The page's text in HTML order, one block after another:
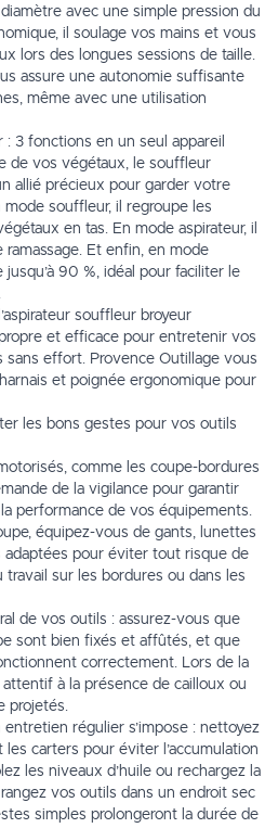
avec une simple pression du
il soulage vos mains et vous
lors des longues sessions de taille.
assure une autonomie suffisante
même avec une utilisation
3 fonctions en un seul appareil
de vos végétaux, le souffleur
allié précieux pour garder votre
souffleur, il regroupe les
en tas. En mode aspirateur, il
ramassage. Et enfin, en mode
90 %, idéal pour faciliter le
souffleur broyeur
et efficace pour entretenir vos
sans effort. Provence Outillage vous
et poignée ergonomique pour
les bons gestes pour vos outils
comme les coupe-bordures
de la vigilance pour garantir
performance de vos équipements.
équipez-vous de gants, lunettes
adaptées pour éviter tout risque de
travail sur les bordures ou dans les
de vos outils : assurez-vous que
sont bien fixés et affûtés, et que
correctement. Lors de la
à la présence de cailloux ou
projetés.
régulier s’impose : nettoyez
carters pour éviter l’accumulation
les niveaux d’huile ou rechargez la
vos outils dans un endroit sec
simples prolongeront la durée de